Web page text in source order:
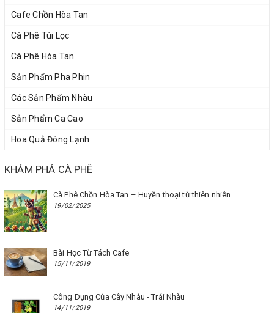
Cafe Chồn Hòa Tan
Cà Phê Túi Lọc
Cà Phê Hòa Tan
Sản Phẩm Pha Phin
Các Sản Phẩm Nhàu
Sản Phẩm Ca Cao
Hoa Quả Đông Lạnh
KHÁM PHÁ CÀ PHÊ
Cà Phê Chồn Hòa Tan – Huyền thoại từ thiên nhiên
19/02/2025
Bài Học Từ Tách Cafe
15/11/2019
Công Dụng Của Cây Nhàu - Trái Nhàu
14/11/2019